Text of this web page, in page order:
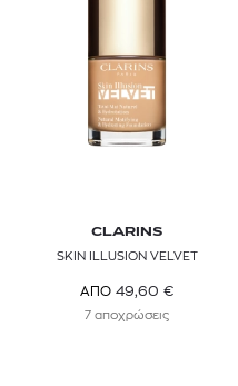
CLARINS
SKIN ILLUSION VELVET
ΑΠΟ 49,60 €
7 αποχρώσεις